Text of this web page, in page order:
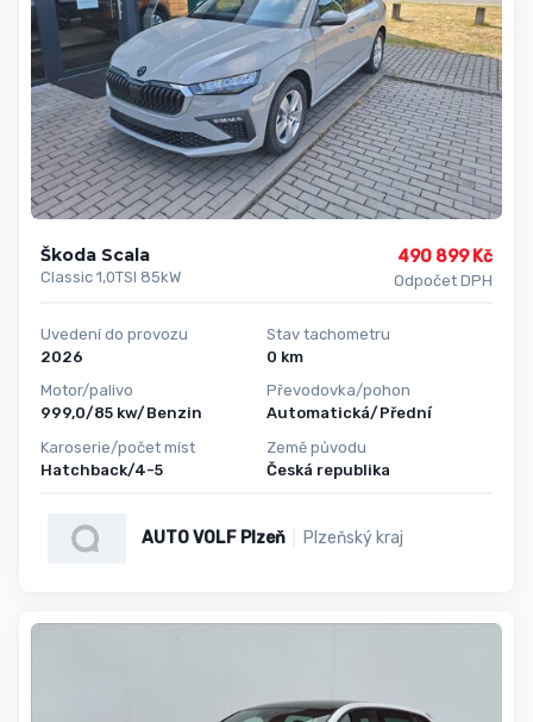
Škoda Scala
Classic 1,0TSI 85kW
490 899 Kč
Odpočet DPH
Uvedení do provozu
2026
Motor/palivo
999,0/85 kw/Benzin
Karoserie/počet míst
Hatchback/4-5
Stav tachometru
0 km
Převodovka/pohon
Automatická/Přední
Země původu
Česká republika
AUTO VOLF Plzeň Plzeňský kraj